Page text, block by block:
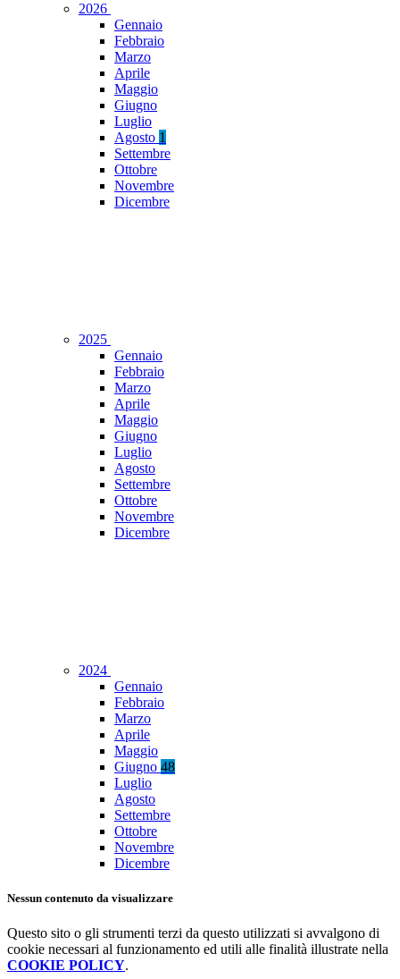
2026
Gennaio
Febbraio
Marzo
Aprile
Maggio
Giugno
Luglio
Agosto 1
Settembre
Ottobre
Novembre
Dicembre
2025
Gennaio
Febbraio
Marzo
Aprile
Maggio
Giugno
Luglio
Agosto
Settembre
Ottobre
Novembre
Dicembre
2024
Gennaio
Febbraio
Marzo
Aprile
Maggio
Giugno 48
Luglio
Agosto
Settembre
Ottobre
Novembre
Dicembre
Nessun contenuto da visualizzare
Questo sito o gli strumenti terzi da questo utilizzati si avvalgono di
cookie necessari al funzionamento ed utili alle finalità illustrate nella
COOKIE POLICY.